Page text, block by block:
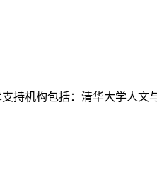
持机构包括：清华大学人文